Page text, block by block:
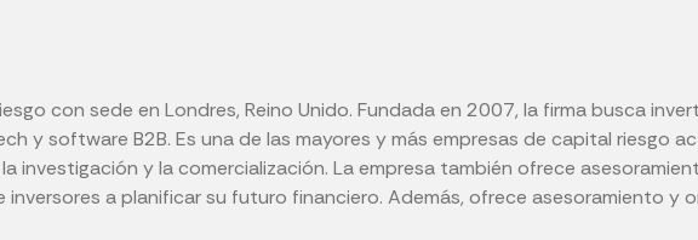
con sede en Londres, Reino Unido. Fundada en 2007, la firma busca
y software B2B. Es una de las mayores y más empresas de capital riesgo
investigación y la comercialización. La empresa también ofrece
a planificar su futuro financiero. Además, ofrece asesoramiento y